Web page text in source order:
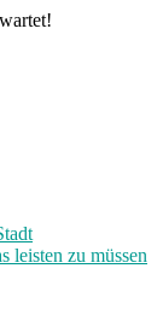
leisten zu müssen